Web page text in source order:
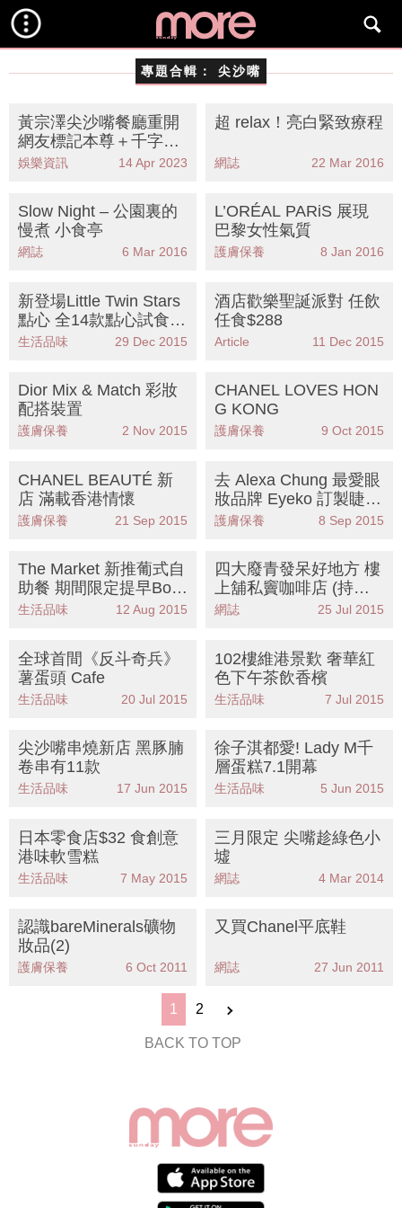
專題合輯： 尖沙嘴
黃宗澤尖沙嘴餐廳重開
網友標記本尊＋千字文
轟三宗罪！
娛樂資訊 14 Apr 2023
超 relax！亮白緊致療程
網誌 22 Mar 2016
Slow Night – 公園裏的
慢煮 小食亭
網誌 6 Mar 2016
L’ORÉAL PARiS 展現
巴黎女性氣質
護膚保養 8 Jan 2016
新登場Little Twin Stars
點心 全14款點心試食報
告
生活品味 29 Dec 2015
酒店歡樂聖誕派對 任飲
任食$288
Article 11 Dec 2015
Dior Mix & Match 彩妝
配搭裝置
護膚保養 2 Nov 2015
CHANEL LOVES HON
G KONG
護膚保養 9 Oct 2015
CHANEL BEAUTÉ 新
店 滿載香港情懷
護膚保養 21 Sep 2015
去 Alexa Chung 最愛眼
妝品牌 Eyeko 訂製睫毛
液
護膚保養 8 Sep 2015
The Market 新推葡式自
助餐 期間限定提早Boo
k位！
生活品味 12 Aug 2015
四大廢青發呆好地方 樓
上舖私竇咖啡店 (持續
更新~)
網誌 25 Jul 2015
全球首間《反斗奇兵》
薯蛋頭 Cafe
生活品味 20 Jul 2015
102樓維港景歎 奢華紅
色下午茶飲香檳
生活品味 7 Jul 2015
尖沙嘴串燒新店 黑豚腩
卷串有11款
生活品味 17 Jun 2015
徐子淇都愛! Lady M千
層蛋糕7.1開幕
生活品味 5 Jun 2015
日本零食店$32 食創意
港味軟雪糕
生活品味 7 May 2015
三月限定 尖嘴趁綠色小
墟
網誌 4 Mar 2014
認識bareMinerals礦物
妝品(2)
護膚保養 6 Oct 2011
又買Chanel平底鞋
網誌 27 Jun 2011
1 2
BACK TO TOP